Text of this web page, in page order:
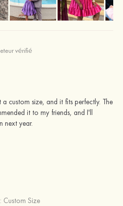
vérifié
a custom size, and it fits perfectly. The
it to my friends, and I'll
next year.
Custom Size